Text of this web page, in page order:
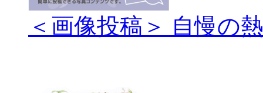
＜画像投稿＞ 自慢の